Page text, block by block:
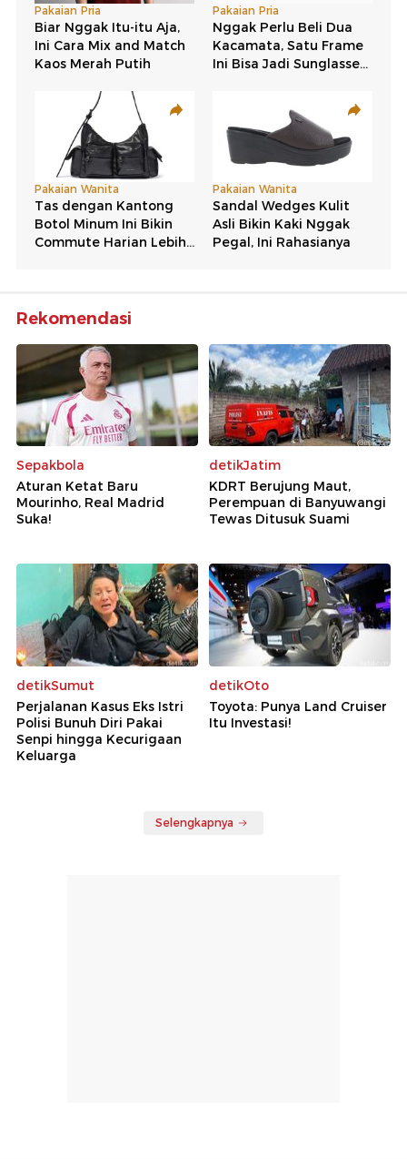
Rekomendasi
Sepakbola
Aturan Ketat Baru
Mourinho, Real Madrid
Suka!
detikJatim
KDRT Berujung Maut,
Perempuan di Banyuwangi
Tewas Ditusuk Suami
detikSumut
Perjalanan Kasus Eks Istri
Polisi Bunuh Diri Pakai
Senpi hingga Kecurigaan
Keluarga
detikOto
Toyota: Punya Land Cruiser
Itu Investasi!
Selengkapnya